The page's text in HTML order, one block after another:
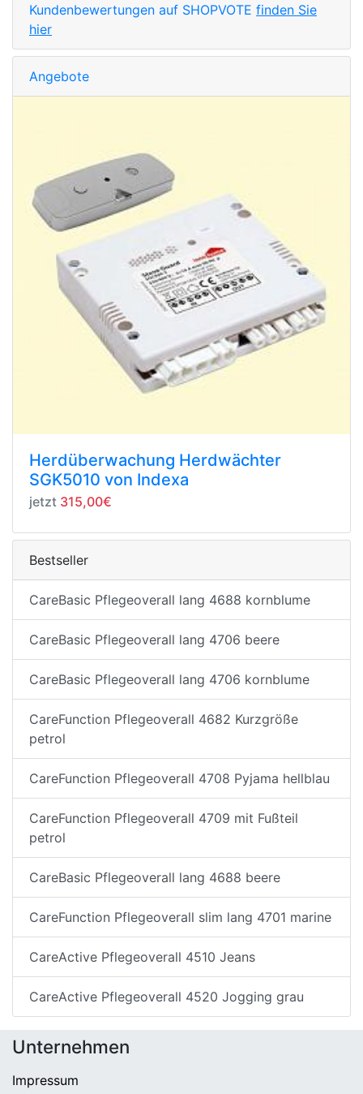
Kundenbewertungen auf SHOPVOTE finden Sie
hier
Angebote
Herdüberwachung Herdwächter
SGK5010 von Indexa
jetzt 315,00€
Bestseller
CareBasic Pflegeoverall lang 4688 kornblume
CareBasic Pflegeoverall lang 4706 beere
CareBasic Pflegeoverall lang 4706 kornblume
CareFunction Pflegeoverall 4682 Kurzgröße
petrol
CareFunction Pflegeoverall 4708 Pyjama hellblau
CareFunction Pflegeoverall 4709 mit Fußteil
petrol
CareBasic Pflegeoverall lang 4688 beere
CareFunction Pflegeoverall slim lang 4701 marine
CareActive Pflegeoverall 4510 Jeans
CareActive Pflegeoverall 4520 Jogging grau
Unternehmen
Impressum